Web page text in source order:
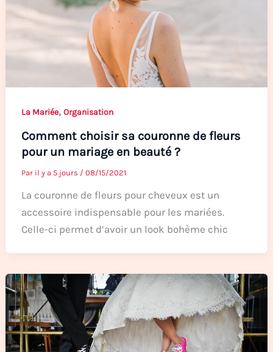
La Mariée, Organisation
Comment choisir sa couronne de fleurs
pour un mariage en beauté ?
Par il y a 5 jours / 08/15/2021
La couronne de fleurs pour cheveux est un
accessoire indispensable pour les mariées.
Celle-ci permet d’avoir un look bohème chic